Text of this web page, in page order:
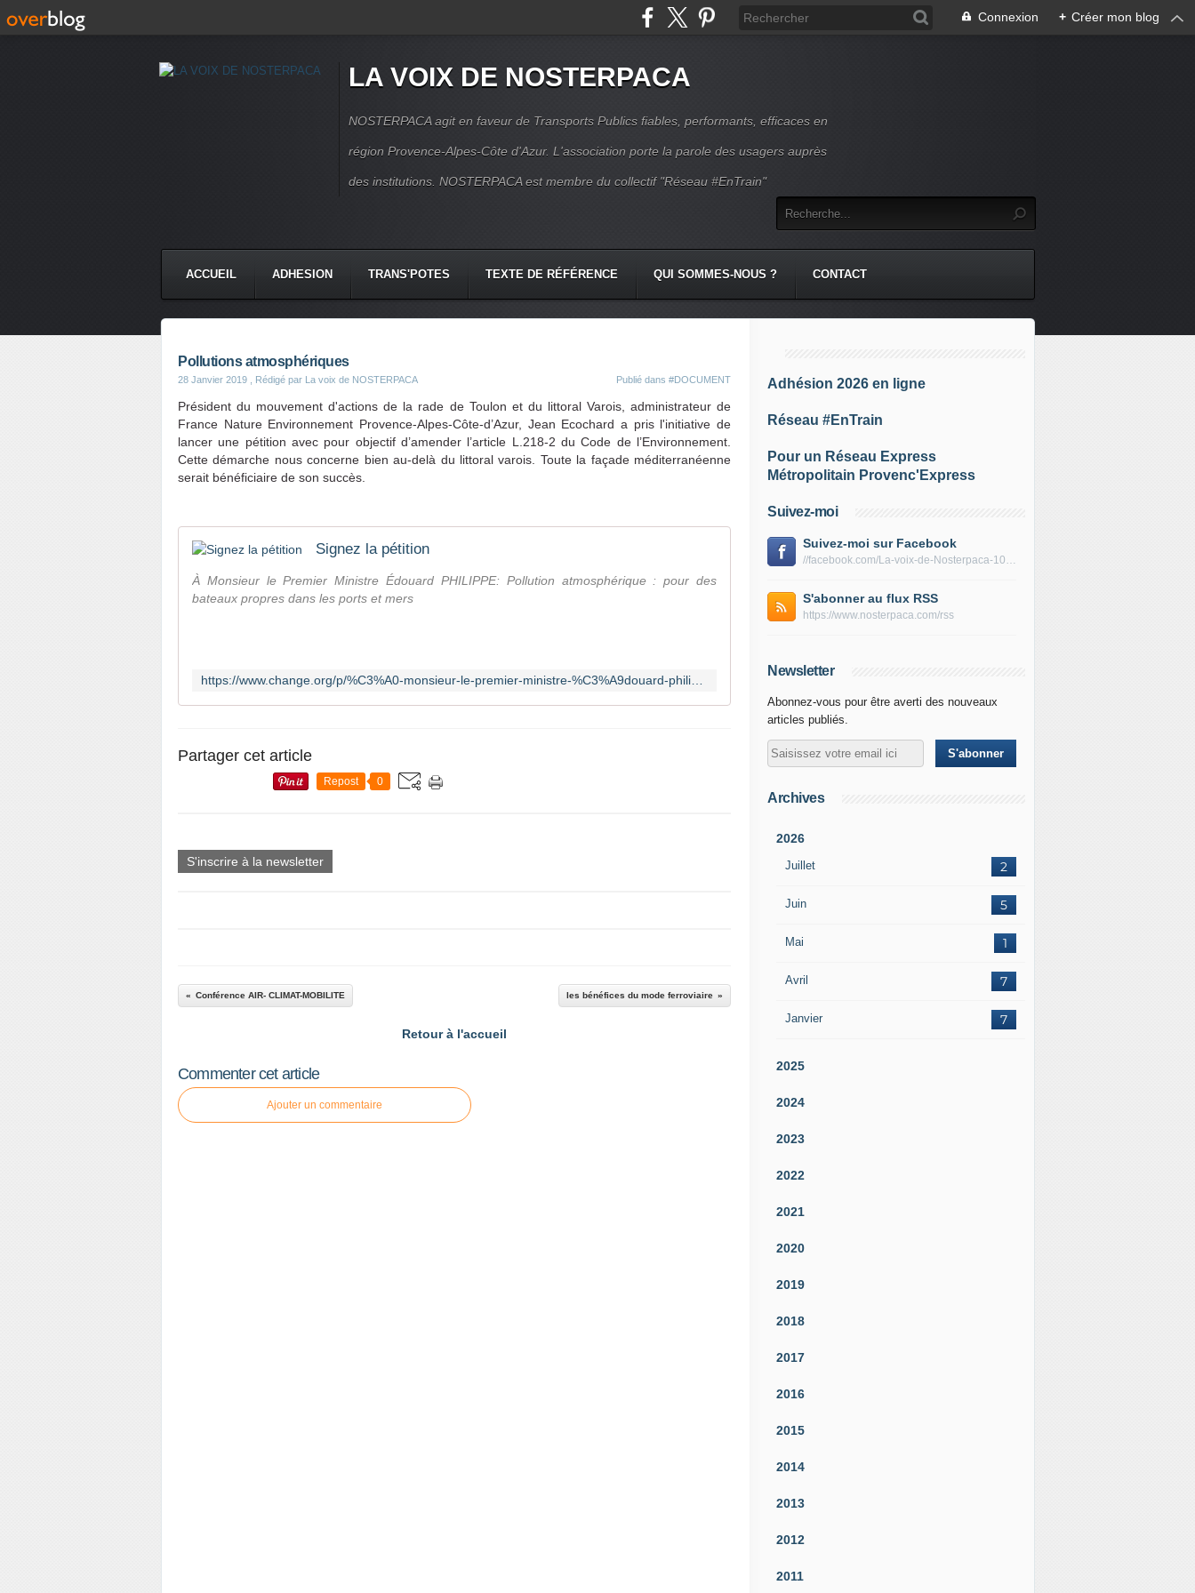
Connexion + Créer mon blog
LA VOIX DE NOSTERPACA
NOSTERPACA agit en faveur de Transports Publics fiables, performants, efficaces en
région Provence-Alpes-Côte d'Azur. L'association porte la parole des usagers auprès
des institutions. NOSTERPACA est membre du collectif "Réseau #EnTrain"
ACCUEIL ADHESION TRANS'POTES TEXTE DE RÉFÉRENCE QUI SOMMES-NOUS ? CONTACT
Pollutions atmosphériques
28 Janvier 2019 , Rédigé par La voix de NOSTERPACA Publié dans #DOCUMENT
Président du mouvement d'actions de la rade de Toulon et du littoral Varois, administrateur de
France Nature Environnement Provence-Alpes-Côte-d’Azur, Jean Ecochard a pris l'initiative de
lancer une pétition avec pour objectif d’amender l’article L.218-2 du Code de l’Environnement
Cette démarche nous concerne bien au-delà du littoral varois. Toute la façade méditerranéenne
serait bénéficiaire de son succès.
Signez la pétition
À Monsieur le Premier Ministre Édouard PHILIPPE: Pollution atmosphérique : pour des
bateaux propres dans les ports et mers
Partager cet article
Repost 0
S'inscrire à la newsletter
Conférence AIR- CLIMAT-MOBILITE les bénéfices du mode ferroviaire
Retour à l'accueil
Commenter cet article
Ajouter un commentaire
Adhésion 2026 en ligne
Réseau #EnTrain
Pour un Réseau Express
Métropolitain Provenc'Express
Suivez-moi
Suivez-moi sur Facebook
//facebook.com/La-voix-de-Nosterpaca-106434384284735
S'abonner au flux RSS
https://www.nosterpaca.com/rss
Newsletter
Abonnez-vous pour être averti des nouveaux
articles publiés.
Archives
2026
Juillet 2
Juin 5
Mai 1
Avril 7
Janvier 7
2025
2024
2023
2022
2021
2020
2019
2018
2017
2016
2015
2014
2013
2012
2011